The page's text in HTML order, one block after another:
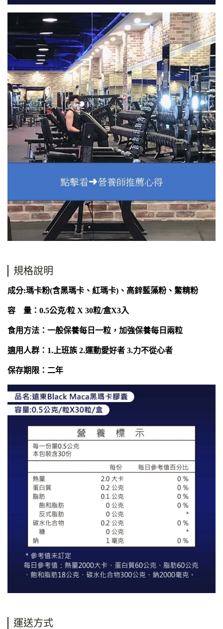
規格說明
成分:瑪卡粉(含黑瑪卡、紅瑪卡) 、高鋅藍藻粉、鱉精粉
容 量： 0.5公克/粒 X 30粒/盒X3入
食用方法：一般保養每日一粒，加強保養每日兩粒
適用人群： 1. 上班族 2.運動愛好者 3.力不從心者
保存期限：二年
運送方式